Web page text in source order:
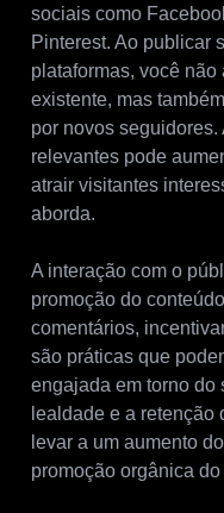
sociais como
Pinterest. Ao publicar
plataformas, você
existente, mas
por novos
relevantes pode
atrair visitantes
aborda.
A interação com o
promoção do
comentários,
são práticas que
engajada em torno do
lealdade e a retenção
levar a um aumento
promoção orgânica